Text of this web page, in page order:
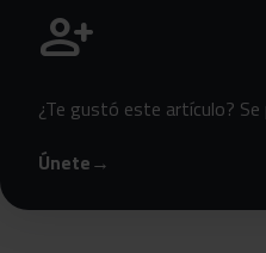
person_add
Únete a Bluetab
¿Te gustó este artículo?
Únete→